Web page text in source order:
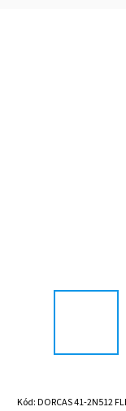
Kód:DORCAS 41-2N512